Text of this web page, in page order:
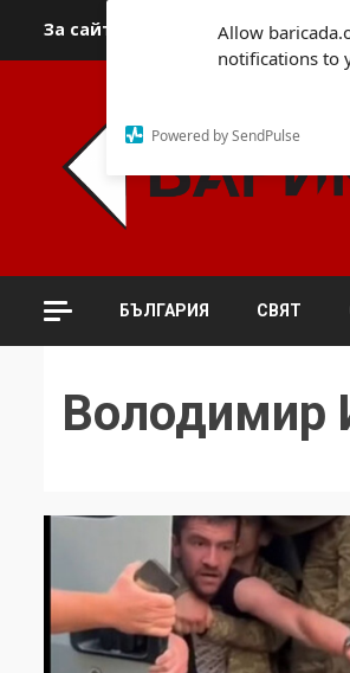
Allow
notifications to
Powered by SendPulse
За сайта За контакти
БЪЛГАРИЯ СВЯТ
Володимир